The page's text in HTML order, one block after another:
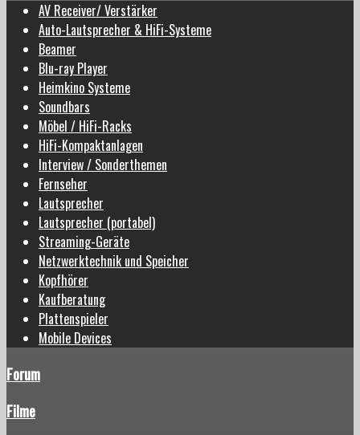
AV Receiver/ Verstärker
Auto-Lautsprecher & HiFi-Systeme
Beamer
Blu-ray Player
Heimkino Systeme
Soundbars
Möbel / HiFi-Racks
HiFi-Kompaktanlagen
Interview / Sonderthemen
Fernseher
Lautsprecher
Lautsprecher (portabel)
Streaming-Geräte
Netzwerktechnik und Speicher
Kopfhörer
Kaufberatung
Plattenspieler
Mobile Devices
Forum
Filme